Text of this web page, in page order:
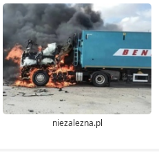
niezalezna.pl